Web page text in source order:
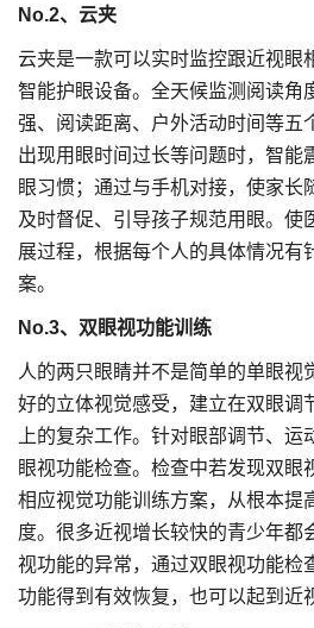
No.2、云夹
云夹是一款可以实时监控跟近视眼
智能护眼设备。全天候监测阅读角
强、阅读距离、户外活动时间等五
出现用眼时间过长等问题时，智能
眼习惯；通过与手机对接，使家长
及时督促、引导孩子规范用眼。使
展过程，根据每个人的具体情况有
案。
No.3、双眼视功能训练
人的两只眼睛并不是简单的单眼视
好的立体视觉感受，建立在双眼调
上的复杂工作。针对眼部调节、
眼视功能检查。检查中若发现双眼
相应视觉功能训练方案，从根本提
度。很多近视增长较快的青少年都
视功能的异常，通过双眼视功能检
功能得到有效恢复，也可以起到近